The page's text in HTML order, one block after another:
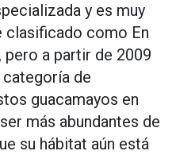
y es muy
clasificado como En
pero a partir de 2009
de
guacamayos en
más abundantes de
su hábitat aún está